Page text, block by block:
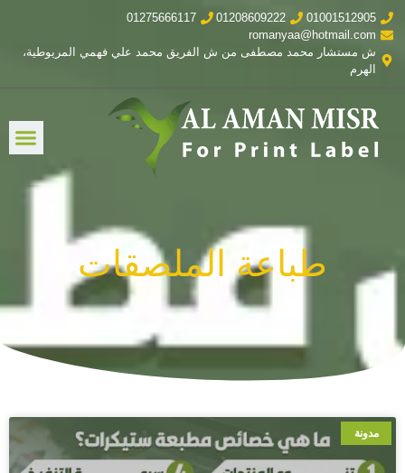
01001512905
01208609222
01275666117
romanyaa@hotmail.com
ش مستشار محمد مصطفى من ش الفريق محمد علي فهمي المريوطية،
الهرم
طباعة الملصقات
مدونة